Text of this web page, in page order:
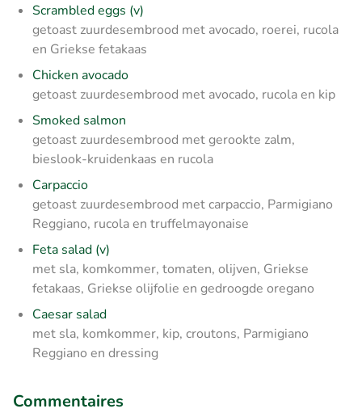
Scrambled eggs (v)
getoast zuurdesembrood met avocado, roerei, rucola
en Griekse fetakaas
Chicken avocado
getoast zuurdesembrood met avocado, rucola en kip
Smoked salmon
getoast zuurdesembrood met gerookte zalm,
bieslook-kruidenkaas en rucola
Carpaccio
getoast zuurdesembrood met carpaccio, Parmigiano
Reggiano, rucola en truffelmayonaise
Feta salad (v)
met sla, komkommer, tomaten, olijven, Griekse
fetakaas, Griekse olijfolie en gedroogde oregano
Caesar salad
met sla, komkommer, kip, croutons, Parmigiano
Reggiano en dressing
Commentaires